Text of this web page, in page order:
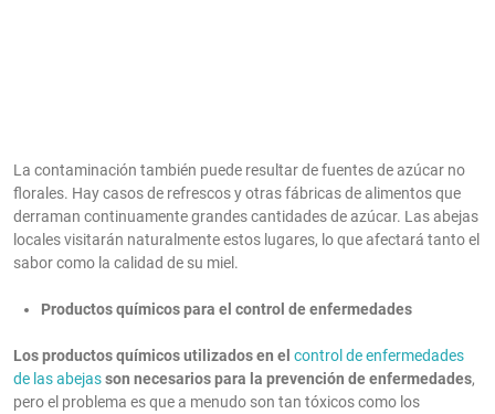
La contaminación también puede resultar de fuentes de azúcar no
florales. Hay casos de refrescos y otras fábricas de alimentos que
derraman continuamente grandes cantidades de azúcar. Las abejas
locales visitarán naturalmente estos lugares, lo que afectará tanto el
sabor como la calidad de su miel.
Productos químicos para el control de enfermedades
Los productos químicos utilizados en el control de enfermedades
de las abejasson necesarios para la prevención de enfermedades,
pero el problema es que a menudo son tan tóxicos como los